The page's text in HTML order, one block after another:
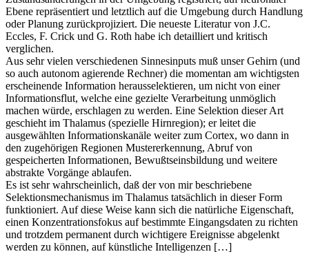
Ebene repräsentiert und letztlich auf die Umgebung durch Handlung
oder Planung zurückprojiziert. Die neueste Literatur von J.C.
Eccles, F. Crick und G. Roth habe ich detailliert und kritisch
verglichen.
Aus sehr vielen verschiedenen Sinnesinputs muß unser Gehirn (und
so auch autonom agierende Rechner) die momentan am wichtigsten
erscheinende Information herausselektieren, um nicht von einer
Informationsflut, welche eine gezielte Verarbeitung unmöglich
machen würde, erschlagen zu werden. Eine Selektion dieser Art
geschieht im Thalamus (spezielle Hirnregion); er leitet die
ausgewählten Informationskanäle weiter zum Cortex, wo dann in
den zugehörigen Regionen Mustererkennung, Abruf von
gespeicherten Informationen, Bewußtseinsbildung und weitere
abstrakte Vorgänge ablaufen.
Es ist sehr wahrscheinlich, daß der von mir beschriebene
Selektionsmechanismus im Thalamus tatsächlich in dieser Form
funktioniert. Auf diese Weise kann sich die natürliche Eigenschaft,
einen Konzentrationsfokus auf bestimmte Eingangsdaten zu richten
und trotzdem permanent durch wichtigere Ereignisse abgelenkt
werden zu können, auf künstliche Intelligenzen […]